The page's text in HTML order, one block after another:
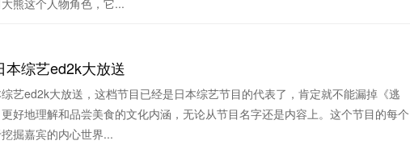
本综艺ed2k大放送
艺ed2k大放送，这档节目已经是日本综艺节目的代表了，肯定就不能漏掉《逃
好地理解和品尝美食的文化内涵，无论从节目名字还是内容上。这个节目的每个
掘嘉宾的内心世界...